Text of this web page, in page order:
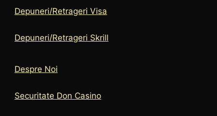
Depuneri/Retrageri Visa
Depuneri/Retrageri Skrill
Despre Noi
Securitate Don Casino